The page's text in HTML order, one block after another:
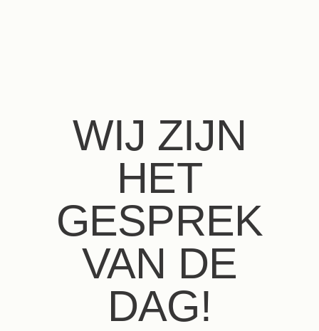
WIJ ZIJN
HET
GESPREK
VAN DE
DAG!